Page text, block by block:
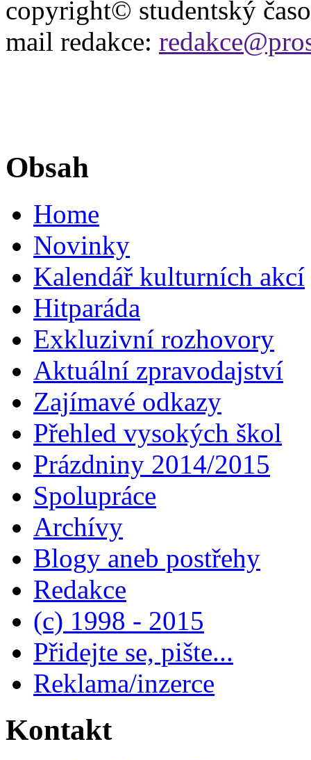
copyright© studentský
mail redakce:
Obsah
Home
Novinky
Kalendář kulturních akcí
Hitparáda
Exkluzivní rozhovory
Aktuální zpravodajství
Zajímavé odkazy
Přehled vysokých škol
Prázdniny 2014/2015
Spolupráce
Archívy
Blogy aneb postřehy
Redakce
(c) 1998 - 2015
Přidejte se, pište...
Reklama/inzerce
Kontakt